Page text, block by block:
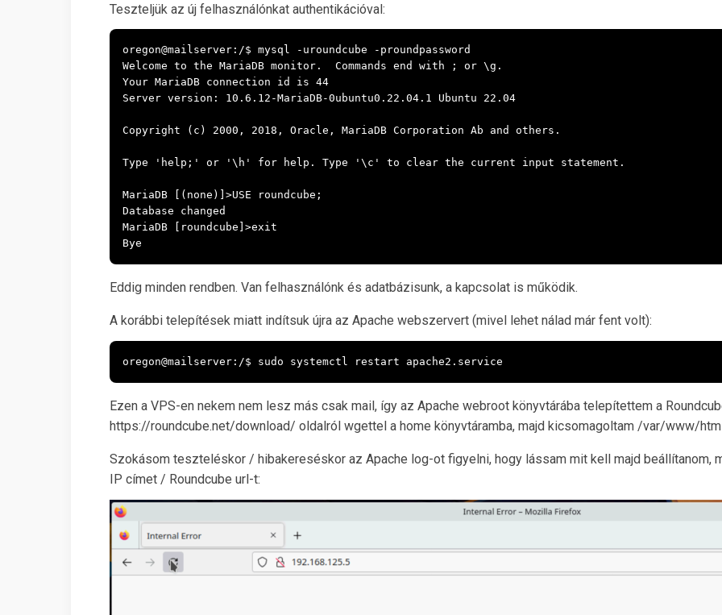
Teszteljük az új felhasználónkat authentikációval:
oregon@mailserver:/$ mysql -uroundcube -proundpassword
Welcome to the MariaDB monitor.  Commands end with ; or \g.
Your MariaDB connection id is 44
Server version: 10.6.12-MariaDB-0ubuntu0.22.04.1 Ubuntu 22.04
Copyright (c) 2000, 2018, Oracle, MariaDB Corporation Ab and others.
Type 'help;' or '\h' for help. Type '\c' to clear the current input statement.
MariaDB [(none)]>USE roundcube;
Database changed
MariaDB [roundcube]>exit
Bye
Eddig minden rendben. Van felhasználónk és adatbázisunk, a kapcsolat is működik.
A korábbi telepítések miatt indítsuk újra az Apache webszervert (mivel lehet nálad már fent volt):
oregon@mailserver:/$ sudo systemctl restart apache2.service
Ezen a VPS-en nekem nem lesz más csak mail, így az Apache webroot könyvtárába telepítettem a
https://roundcube.net/download/ oldalról wgettel a home könyvtáramba, majd kicsomagoltam /var/www/
Szokásom teszteléskor / hibakereséskor az Apache log-ot figyelni, hogy lássam mit kell majd beállítanom,
IP címet / Roundcube url-t: